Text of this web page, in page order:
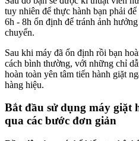
tuy nhiên để thực hành bạn phải
6h - 8h ổn định để tránh ảnh
chuyển.
Sau khi máy đã ổn định rồi bạn
cách bình thường, với những chỉ
hoàn toàn yên tâm tiến hành giặt
hàng hiệu.
Bắt đầu sử dụng máy giặt
qua các bước đơn giản